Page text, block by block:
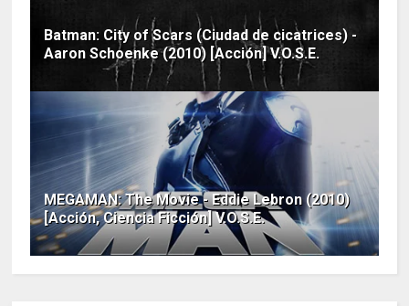
Batman: City of Scars (Ciudad de cicatrices) -
Aaron Schoenke (2010) [Acción] V.O.S.E.
MEGAMAN: The Movie - Eddie Lebron (2010)
[Acción, Ciencia Ficción] V.O.S.E.